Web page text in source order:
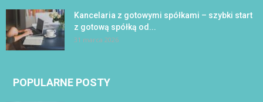
Kancelaria z gotowymi spółkami – szybki start
z gotową spółką od...
31 marca 2026
POPULARNE POSTY